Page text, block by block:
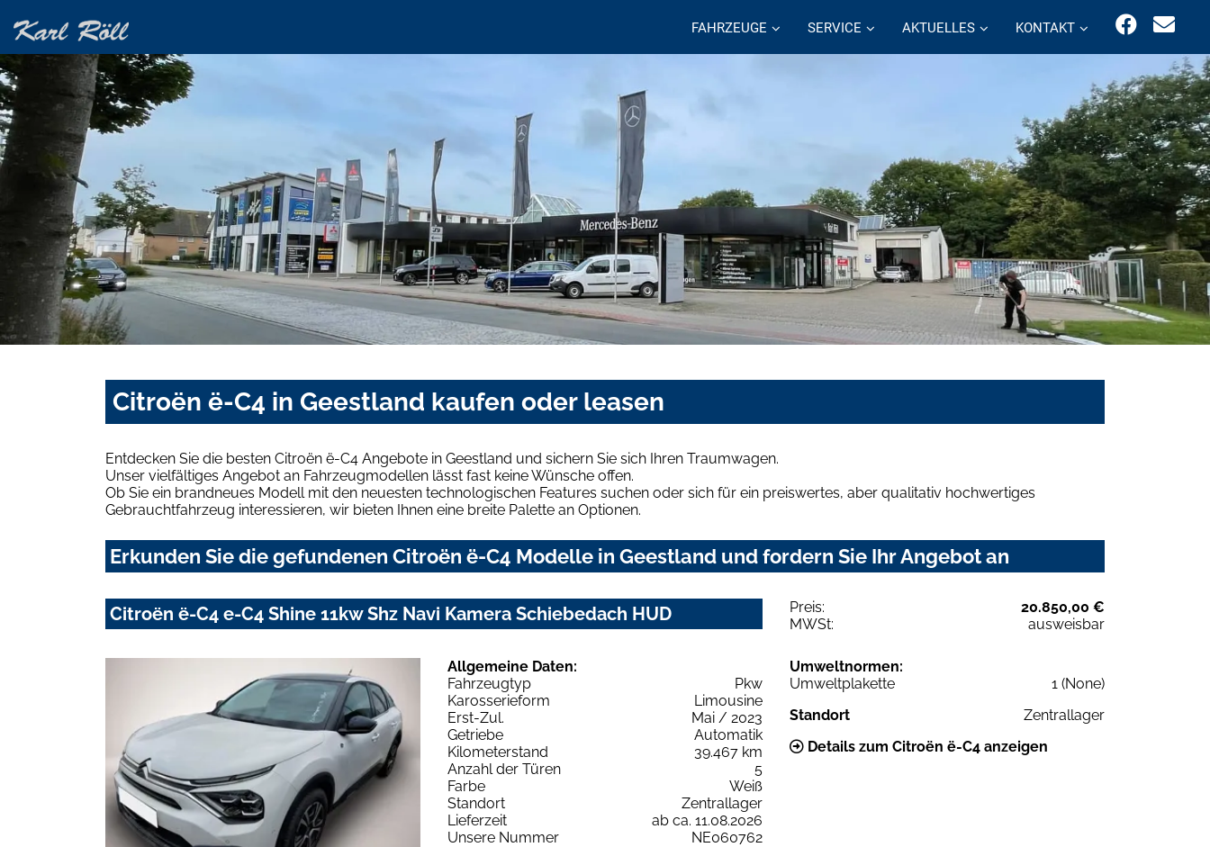
FAHRZEUGE SERVICE AKTUELLES KONTAKT
Citroën ë-C4 in Geestland kaufen oder leasen
Entdecken Sie die besten Citroën ë-C4 Angebote in Geestland und sichern Sie sich Ihren Traumwagen.
Unser vielfältiges Angebot an Fahrzeugmodellen lässt fast keine Wünsche offen.
Ob Sie ein brandneues Modell mit den neuesten technologischen Features suchen oder sich für ein preiswertes, aber qualitativ hochwertiges
Gebrauchtfahrzeug interessieren, wir bieten Ihnen eine breite Palette an Optionen.
Erkunden Sie die gefundenen Citroën ë-C4 Modelle in Geestland und fordern Sie Ihr Angebot an
Citroën ë-C4 e-C4 Shine 11kw Shz Navi Kamera Schiebedach HUD Preis:
20.850,00 €
MWSt:
ausweisbar
Allgemeine Daten:
Fahrzeugtyp
Pkw
Karosserieform
Limousine
Erst-Zul.
Mai / 2023
Getriebe
Automatik
Kilometerstand
39.467 km
Anzahl der Türen
5
Farbe
Weiß
Standort
Zentrallager
Lieferzeit
ab ca. 11.08.2026
Unsere Nummer
NE060762
Umweltnormen:
Umweltplakette
1 (None)
Standort
Zentrallager
Details zum Citroën ë-C4 anzeigen